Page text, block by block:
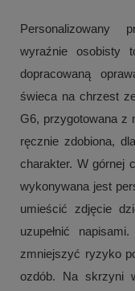
Personalizowany
wyraźnie osobisty
dopracowaną
świeca na chrzest
G6, przygotowana z
ręcznie zdobiona,
charakter. W górnej
wykonywana jest
umieścić zdjęcie
uzupełnić
zmniejszyć ryzyko
ozdób. Na skrzyni